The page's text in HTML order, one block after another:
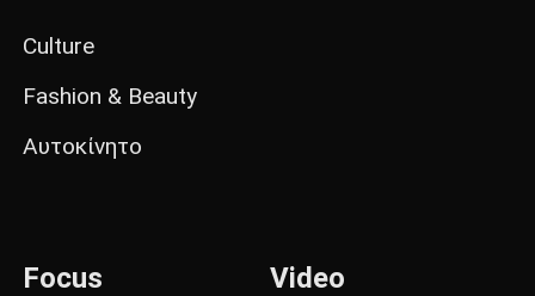
Culture
Fashion & Beauty
Αυτοκίνητο
Focus Video